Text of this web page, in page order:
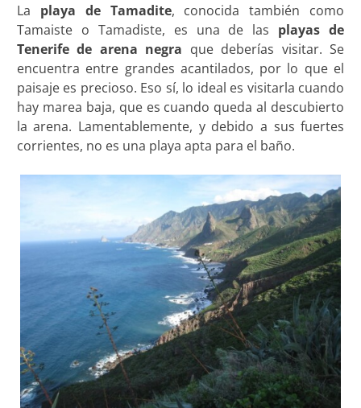
La playa de Tamadite, conocida también como
Tamaiste o Tamadiste, es una de las playas de
Tenerife de arena negra que deberías visitar. Se
encuentra entre grandes acantilados, por lo que el
paisaje es precioso. Eso sí, lo ideal es visitarla cuando
hay marea baja, que es cuando queda al descubierto
la arena. Lamentablemente, y debido a sus fuertes
corrientes, no es una playa apta para el baño.